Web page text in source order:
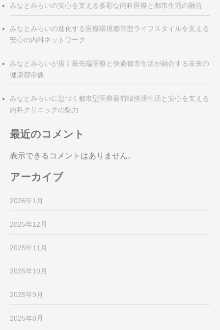
みなとみらいの安心を支える多彩な内科医療と都市生活の融合
みなとみらいの進化する医療環境都市型ライフスタイルを支える
安心の内科ネットワーク
みなとみらいが描く最先端医療と快適都市生活が融合する未来の
健康都市像
みなとみらいに息づく都市型医療最前線快適生活と安心を支える
内科クリニックの魅力
最近のコメント
表示できるコメントはありません。
アーカイブ
2026年1月
2025年12月
2025年11月
2025年10月
2025年9月
2025年8月